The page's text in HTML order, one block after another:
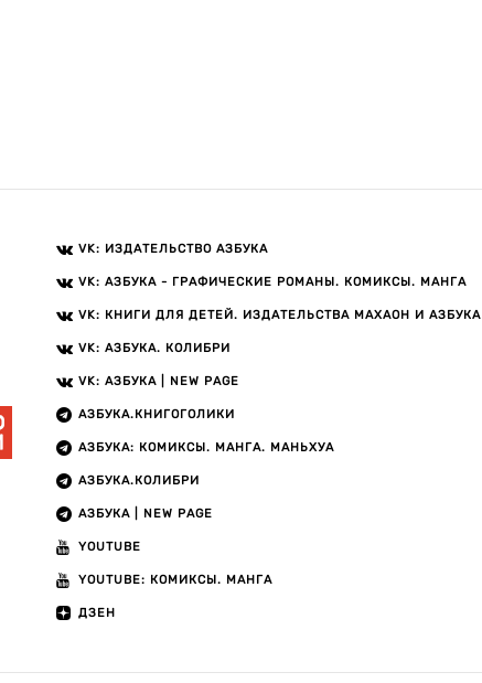
VK: ИЗДАТЕЛЬСТВО АЗБУКА
VK: АЗБУКА - ГРАФИЧЕСКИЕ РОМАНЫ. КОМИКСЫ. МАНГА
VK: КНИГИ ДЛЯ ДЕТЕЙ. ИЗДАТЕЛЬСТВА МАХАОН И АЗБУКА
VK: АЗБУКА. КОЛИБРИ
VK: АЗБУКА | NEW PAGE
АЗБУКА.КНИГОГОЛИКИ
АЗБУКА: КОМИКСЫ. МАНГА. МАНЬХУА
АЗБУКА.КОЛИБРИ
АЗБУКА | NEW PAGE
YOUTUBE
YOUTUBE: КОМИКСЫ. МАНГА
ДЗЕН